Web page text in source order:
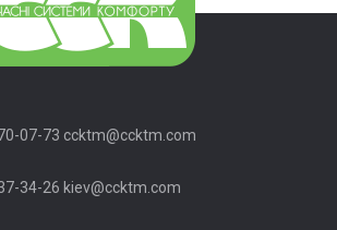
07-73 ccktm@ccktm.com
34-26 kiev@ccktm.com